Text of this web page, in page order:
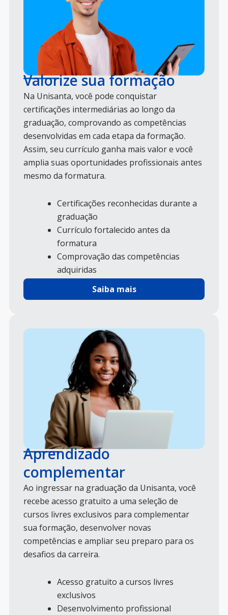
Valorize sua formação
Na Unisanta, você pode conquistar
certificações intermediárias ao longo da
graduação, comprovando as competências
desenvolvidas em cada etapa da formação.
Assim, seu currículo ganha mais valor e você
amplia suas oportunidades profissionais antes
mesmo da formatura.
Certificações reconhecidas durante a
graduação
Currículo fortalecido antes da
formatura
Comprovação das competências
adquiridas
Saiba mais
Aprendizado
complementar
Ao ingressar na graduação da Unisanta, você
recebe acesso gratuito a uma seleção de
cursos livres exclusivos para complementar
sua formação, desenvolver novas
competências e ampliar seu preparo para os
desafios da carreira.
Acesso gratuito a cursos livres
exclusivos
Desenvolvimento profissional